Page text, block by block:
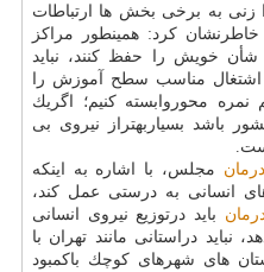
زنی به برخی بخش ها ارتباطات
خاطرنشان كرد: همینطور مراكز
شأن خویش را حفظ كنند، نباید
مناسب سطح آموزش را
محوروابسته كنیم؛ اگریك
باشد بسیاربهتراز نیروی بی
درمان مجلس، با اشاره به اینكه
انسانی به درستی عمل كند،
باید درتوزیع نیروی انسانی
نباید دراستانی مانند تهران با
های شهرهای كوچك باكمبود